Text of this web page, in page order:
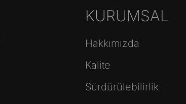
KURUMSAL
Hakkımızda
Kalite
Sürdürülebilirlik